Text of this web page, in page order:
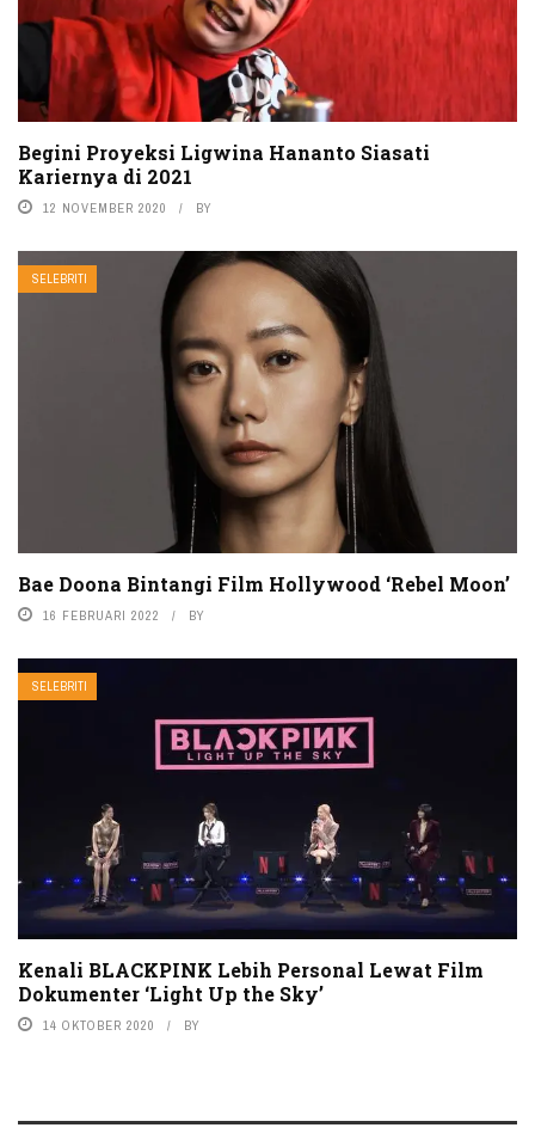
Begini Proyeksi Ligwina Hananto Siasati
Kariernya di 2021
12 NOVEMBER 2020 BY
SELEBRITI
Bae Doona Bintangi Film Hollywood ‘Rebel Moon’
16 FEBRUARI 2022 BY
SELEBRITI
Kenali BLACKPINK Lebih Personal Lewat Film
Dokumenter ‘Light Up the Sky’
14 OKTOBER 2020 BY